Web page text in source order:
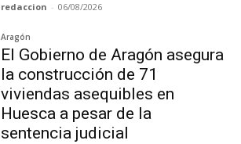
redaccion - 06/08/2026
Aragón
El Gobierno de Aragón asegura
la construcción de 71
viviendas asequibles en
Huesca a pesar de la
sentencia judicial